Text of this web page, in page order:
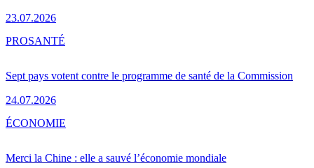
23.07.2026
Sept pays votent contre le programme de santé de la Commission
24.07.2026
PROSANTÉ
Merci la Chine : elle a sauvé l’économie mondiale
ÉCONOMIE